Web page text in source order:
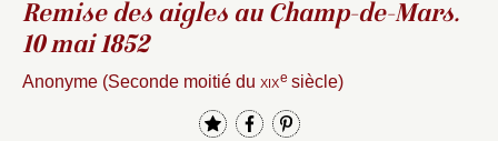
Remise des aigles au Champ-de-Mars.
10 mai 1852
Anonyme (Seconde moitié du xixe siècle)